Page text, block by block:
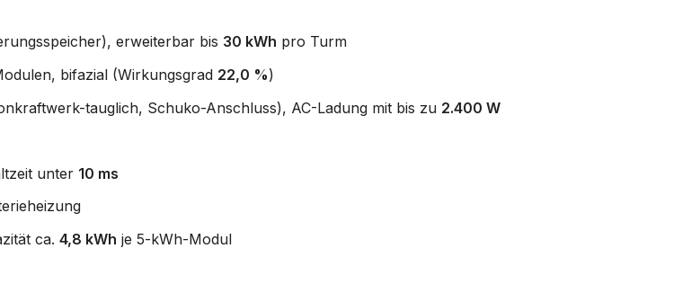
erweiterbar bis 30 kWh pro Turm
bifazial (Wirkungsgrad 22,0 %)
tauglich, Schuko-Anschluss), AC-Ladung mit bis zu 2.400 W
unter 10 ms
ca. 4,8 kWh je 5-kWh-Modul